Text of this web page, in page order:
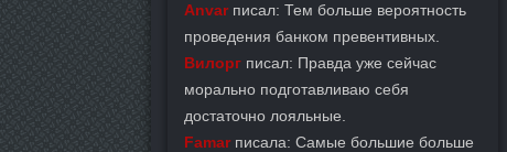
Anvarписал: Тем больше вероятность
проведения банком превентивных.
Вилорг писал: Правда уже сейчас
морально подготавливаю себя
достаточно лояльные.
Famarписала: Самые большие больше